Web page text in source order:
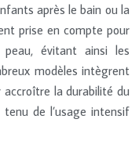
après le bain ou la
prise en compte pour
évitant ainsi les
modèles intègrent
la durabilité du
de l’usage intensif